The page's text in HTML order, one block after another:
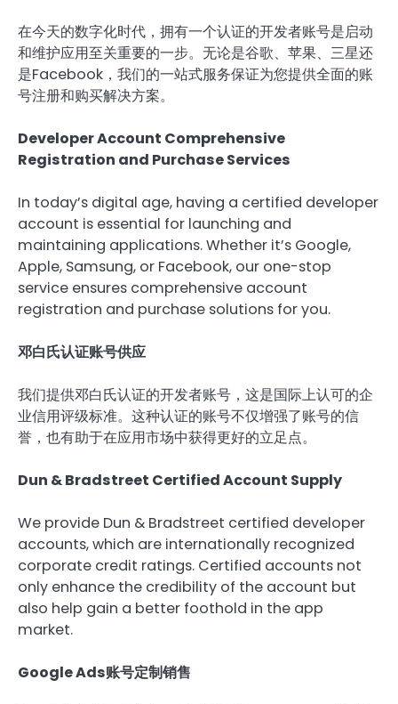
在今天的数字化时代，拥有一个认证的开发者账号是启动
和维护应用至关重要的一步。无论是谷歌、苹果、三星还
是Facebook，我们的一站式服务保证为您提供全面的账
号注册和购买解决方案。
Developer Account Comprehensive
Registration and Purchase Services
In today’s digital age, having a certified developer
account is essential for launching and
maintaining applications. Whether it’s Google,
Apple, Samsung, or Facebook, our one-stop
service ensures comprehensive account
registration and purchase solutions for you.
邓白氏认证账号供应
我们提供邓白氏认证的开发者账号，这是国际上认可的企
业信用评级标准。这种认证的账号不仅增强了账号的信
誉，也有助于在应用市场中获得更好的立足点。
Dun & Bradstreet Certified Account Supply
We provide Dun & Bradstreet certified developer
accounts, which are internationally recognized
corporate credit ratings. Certified accounts not
only enhance the credibility of the account but
also help gain a better foothold in the app
market.
Google Ads账号定制销售